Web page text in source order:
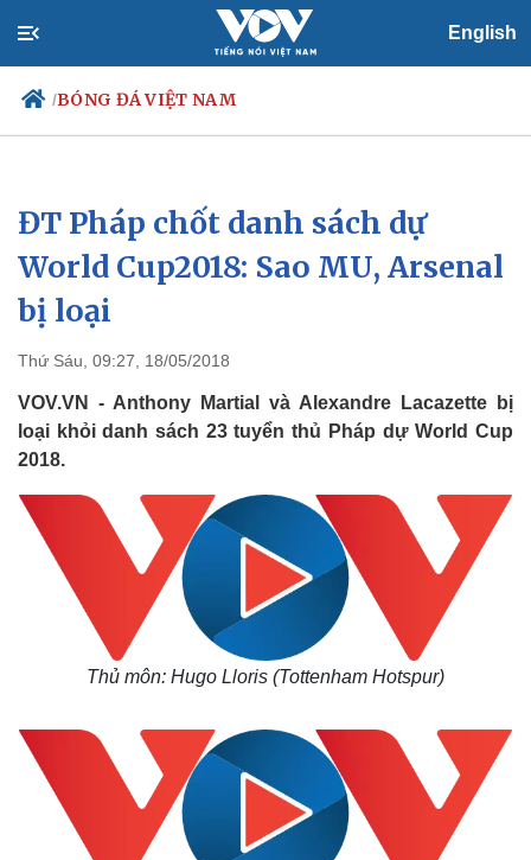
English
/BÓNG ĐÁ VIỆT NAM
Chính trị
Đảng
Tổ chức nhân sự
Quốc hội
Nhận diện sự thật
Xã hội
Tin 24h
Dự báo thời tiết
ĐT Pháp chốt danh sách dự
World Cup2018: Sao MU, Arsenal
bị loại
Thứ Sáu, 09:27, 18/05/2018
VOV.VN - Anthony Martial và Alexandre Lacazette bị
loại khỏi danh sách 23 tuyển thủ Pháp dự World Cup
2018.
Thủ môn: Hugo Lloris (Tottenham Hotspur)